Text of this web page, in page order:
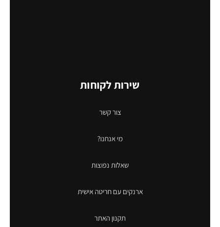
שירות לקוחות
צור קשר
מי אנחנו?
שאלות נפוצות
ארנקים עם חריטה אישית
תקנון האתר